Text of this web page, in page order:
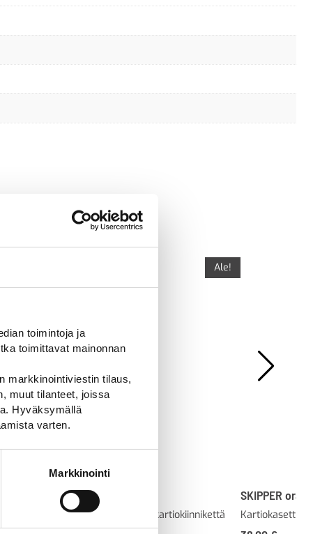
toimintoja ja
toimittavat mainonnan
markkinointiviestin tilaus,
muut tilanteet, joissa
Hyväksymällä
varten.
Markkinointi
Ale!
SKIPPER xs kartiokasetit
Skipper nauhakasetti ilman kartiokiinnikettä
SKIPPER
Kartiokasetti